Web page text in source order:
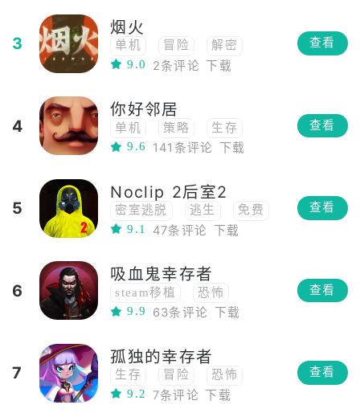
3
烟火
单机 冒险
解密
恐怖
中国风
俯视角
9.0 2条评论 下载
查看
4
你好邻居
单机 策略
生存
冒险
RPG
角色扮演
解密
恐怖 潜行
9.6 141条评论 下载
查看
5
Noclip 2后室2
密室逃脱 逃生
免费
恐怖
9.1 47条评论 下载
查看
6
吸血鬼幸存者
steam移植
恐怖
Roguelike
单机
9.9 63条评论 下载
查看
7
孤独的幸存者
生存 冒险
恐怖
9.2
7条评论 下载
查看